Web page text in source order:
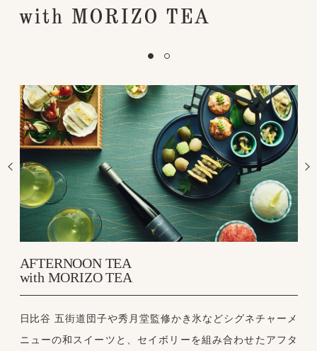
with MORIZO TEA
AFTERNOON TEA
with MORIZO TEA
日比谷 五街道団子や秀月堂監修かき氷などシグネチャーメ
ニューの和スイーツと、セイボリーを組み合わせたアフタ